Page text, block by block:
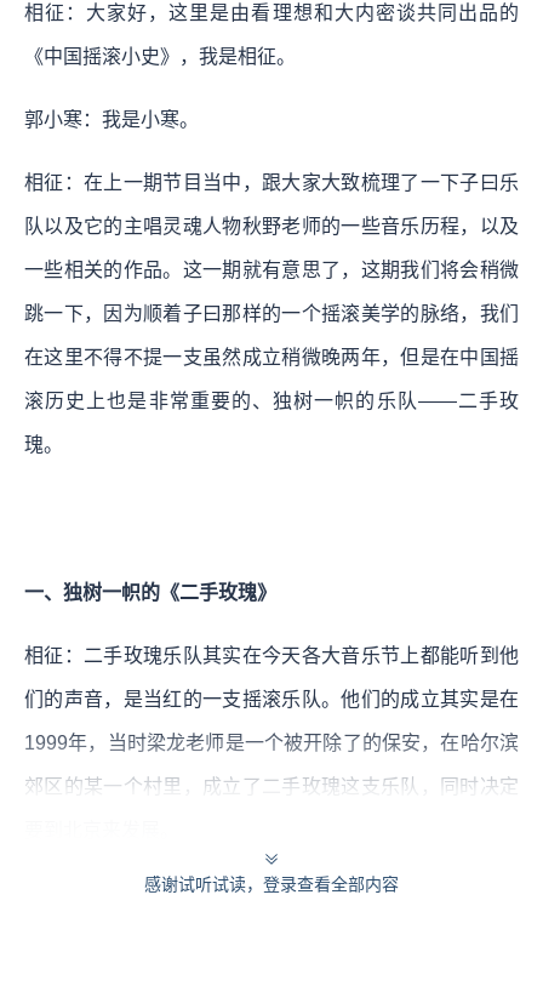
相征：大家好，这里是由看理想和大内密谈共同出品的
《中国摇滚小史》，我是相征。
郭小寒：我是小寒。
相征：在上一期节目当中，跟大家大致梳理了一下子曰乐
队以及它的主唱灵魂人物秋野老师的一些音乐历程，以及
一些相关的作品。这一期就有意思了，这期我们将会稍微
跳一下，因为顺着子曰那样的一个摇滚美学的脉络，我们
在这里不得不提一支虽然成立稍微晚两年，但是在中国摇
滚历史上也是非常重要的、独树一帜的乐队——二手玫
瑰。
一、独树一帜的《二手玫瑰》
相征：二手玫瑰乐队其实在今天各大音乐节上都能听到他
们的声音，是当红的一支摇滚乐队。他们的成立其实是在
1999年，当时梁龙老师是一个被开除了的保安，在哈尔滨
郊区的某一个村里，成立了二手玫瑰这支乐队，同时决定
感谢试听试读，登录查看全部内容